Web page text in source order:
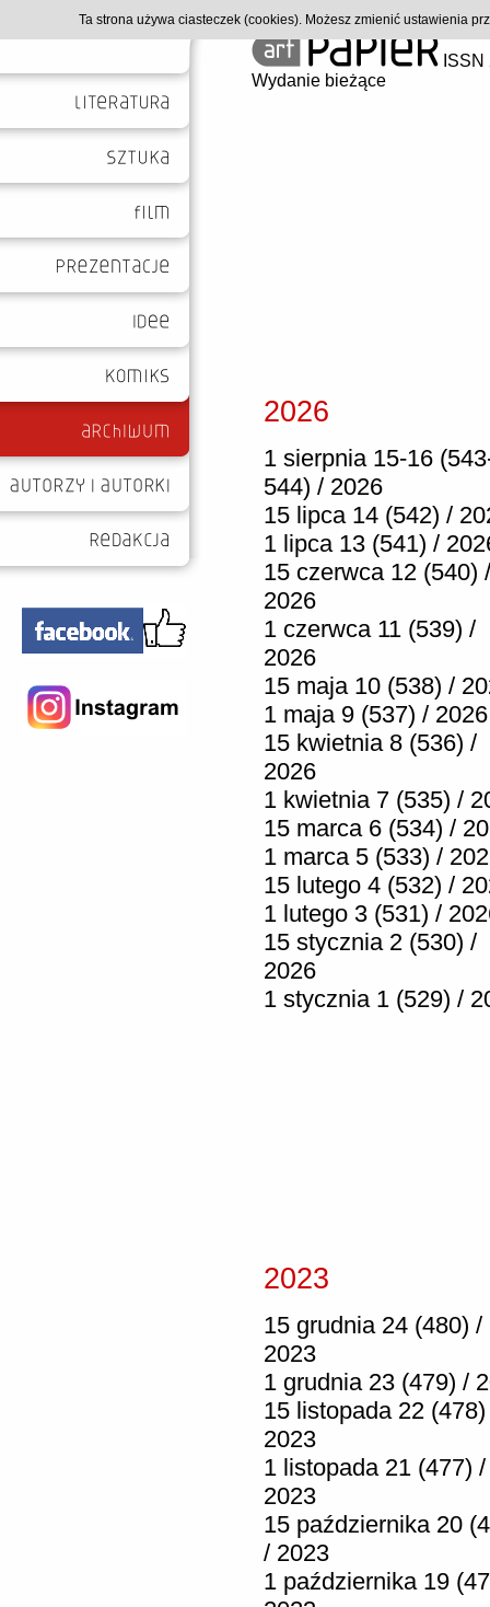
Wydanie bieżące
2026
1 sierpnia 15-16
544) / 2026
15 lipca 14 (542) /
1 lipca 13 (541) /
15 czerwca 12 (540) /
2026
1 czerwca 11 (539) /
2026
15 maja 10 (538) /
1 maja 9 (537) / 2026
15 kwietnia 8 (536) /
2026
1 kwietnia 7 (535) /
15 marca 6 (534) /
1 marca 5 (533) /
15 lutego 4 (532) /
1 lutego 3 (531) /
15 stycznia 2 (530) /
2026
1 stycznia 1 (529) /
2023
15 grudnia 24 (480) /
2023
1 grudnia 23 (479) /
15 listopada 22
2023
1 listopada 21 (477) /
2023
15 października 20
/ 2023
1 października 19
Ta strona używa ciasteczek (cookies). Możesz zmienić ustawienia